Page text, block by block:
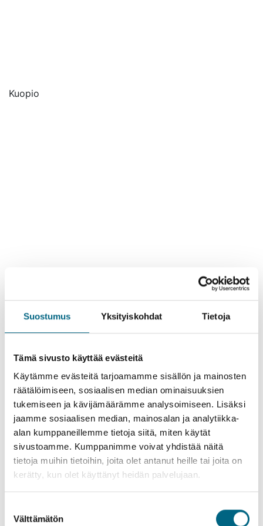
Suostumus Yksityiskohdat Tietoja
Tämä sivusto käyttää evästeitä
Käytämme evästeitä tarjoamamme sisällön ja mainosten
räätälöimiseen, sosiaalisen median ominaisuuksien
tukemiseen ja kävijämäärämme analysoimiseen. Lisäksi
jaamme sosiaalisen median, mainosalan ja analytiikka-
alan kumppaneillemme tietoja siitä, miten käytät
sivustoamme. Kumppanimme voivat yhdistää näitä
tietoja muihin tietoihin, joita olet antanut heille tai joita on
kerätty, kun olet käyttänyt heidän palvelujaan.
valinta
Välttämätön
Kuopio
Helsinki
Pohjanmaan, Oulun ja Savon seudun
maisemiin ja kiintoisiin kulttuurikohteisiin
leppoisasti junalla matkaa tehden. Heittäydy
pieneen seikkailuun ja löydä kanssamme
yllätyksellisiä kohteita matkan varrelta. Juna
Helsingistä vie ensin Pohjanmaan
lakeuksille Lapualle ja Seinäjoelle.